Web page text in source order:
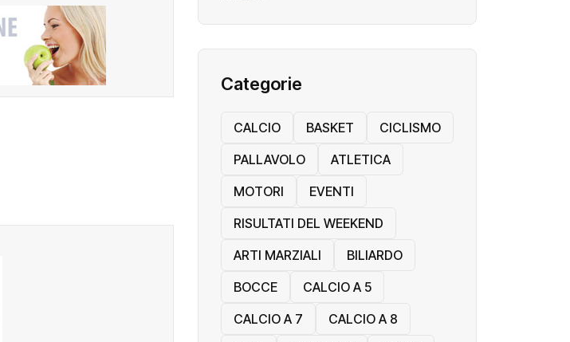
Categorie
CALCIO BASKET
CICLISMO
PALLAVOLO
ATLETICA
MOTORI
EVENTI
RISULTATI DEL WEEKEND
ARTI MARZIALI
BILIARDO
BOCCE
CALCIO A 5
CALCIO A 7
CALCIO A 8